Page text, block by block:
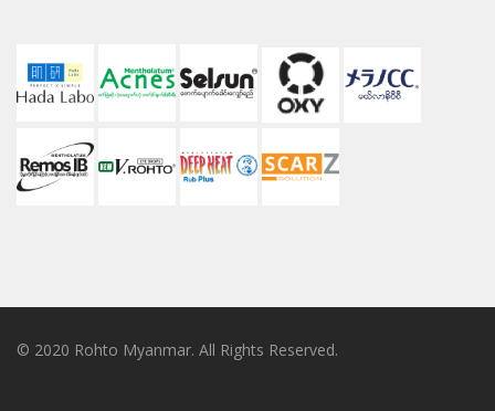
© 2020 Rohto Myanmar. All Rights Reserved.